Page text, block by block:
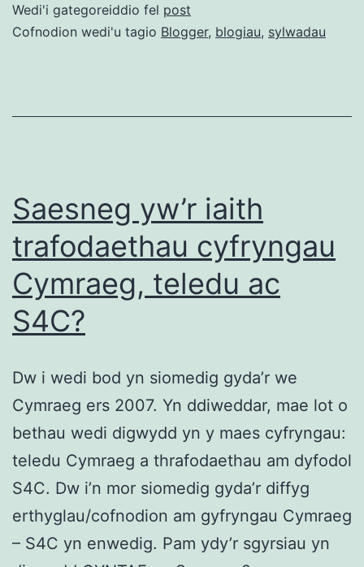
Wedi'i gategoreiddio fel post
Cofnodion wedi'u tagio Blogger, blogiau, sylwadau
Saesneg yw’r iaith
trafodaethau cyfryngau
Cymraeg, teledu ac
S4C?
Dw i wedi bod yn siomedig gyda’r we
Cymraeg ers 2007. Yn ddiweddar, mae lot o
bethau wedi digwydd yn y maes cyfryngau:
teledu Cymraeg a thrafodaethau am dyfodol
S4C. Dw i’n mor siomedig gyda’r diffyg
erthyglau/cofnodion am gyfryngau Cymraeg
– S4C yn enwedig. Pam ydy’r sgyrsiau yn